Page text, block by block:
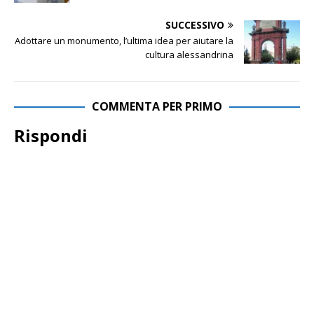
SUCCESSIVO
Adottare un monumento, l’ultima idea per aiutare la
cultura alessandrina
COMMENTA PER PRIMO
Rispondi